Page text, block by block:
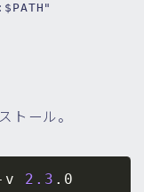
$PATH "
トール。
v 2.3